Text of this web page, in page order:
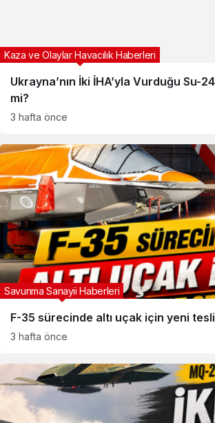
Ukrayna’nın İki İHA’yla Vurduğu Su-
mi?
Kaza ve Olaylar Havacılık Haberleri
3 hafta önce
F-35 sürecinde altı uçak için yeni
Savunma Sanayii Haberleri
3 hafta önce